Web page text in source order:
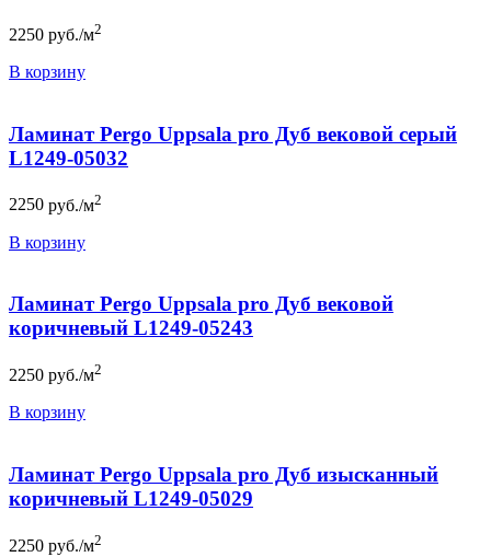
2250 руб./м2
В корзину
Ламинат Pergo Uppsala pro Дуб вековой серый
L1249-05032
2250 руб./м2
В корзину
Ламинат Pergo Uppsala pro Дуб вековой
коричневый L1249-05243
2250 руб./м2
В корзину
Ламинат Pergo Uppsala pro Дуб изысканный
коричневый L1249-05029
2250 руб./м2